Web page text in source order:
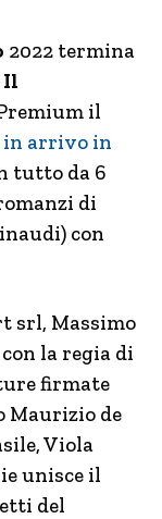
2022 termina
Il
il
in arrivo in
tutto da 6
di
con
srl, Massimo
la regia di
firmate
Maurizio de
Viola
unisce il
del